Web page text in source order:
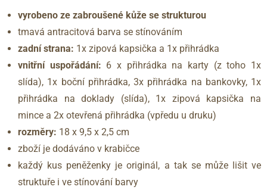
vyrobeno ze zabroušené kůže se strukturou
tmavá antracitová barva se stínováním
zadní strana: 1x zipová kapsička a 1x přihrádka
vnitřní uspořádání: 6 x přihrádka na karty (z toho 1x
slída), 1x boční přihrádka, 3x přihrádka na bankovky, 1x
přihrádka na doklady (slída), 1x zipová kapsička na
mince a 2x otevřená přihrádka (vpředu u druku)
rozměry: 18 x 9,5 x 2,5 cm
zboží je dodáváno v krabičce
každý kus peněženky je originál, a tak se může lišit ve
struktuře i ve stínování barvy